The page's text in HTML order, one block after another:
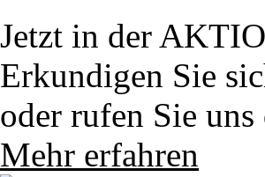
Jetzt in der
Erkundigen Sie
oder rufen Sie
Mehr erfahren